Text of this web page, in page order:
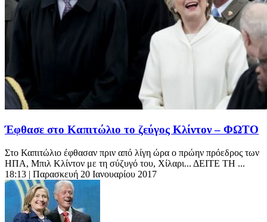
Έφθασε στο Καπιτώλιο το ζεύγος Κλίντον – ΦΩΤΟ
Στο Καπιτώλιο έφθασαν πριν από λίγη ώρα ο πρώην πρόεδρος των
ΗΠΑ, Μπιλ Κλίντον με τη σύζυγό του, Χίλαρι... ΔΕΙΤΕ ΤΗ ...
18:13 | Παρασκευή 20 Ιανουαρίου 2017